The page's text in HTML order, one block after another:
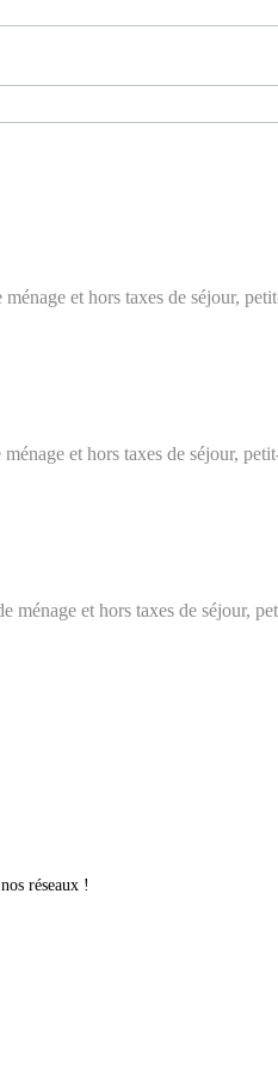
et hors taxes de séjour,
et hors taxes de séjour,
ménage et hors taxes de séjour,
réseaux !